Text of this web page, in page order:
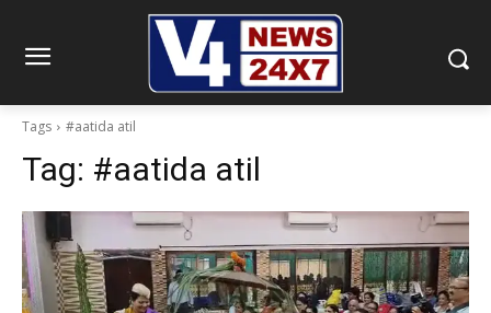
Tags #aatida atil
Tag: #aatida atil